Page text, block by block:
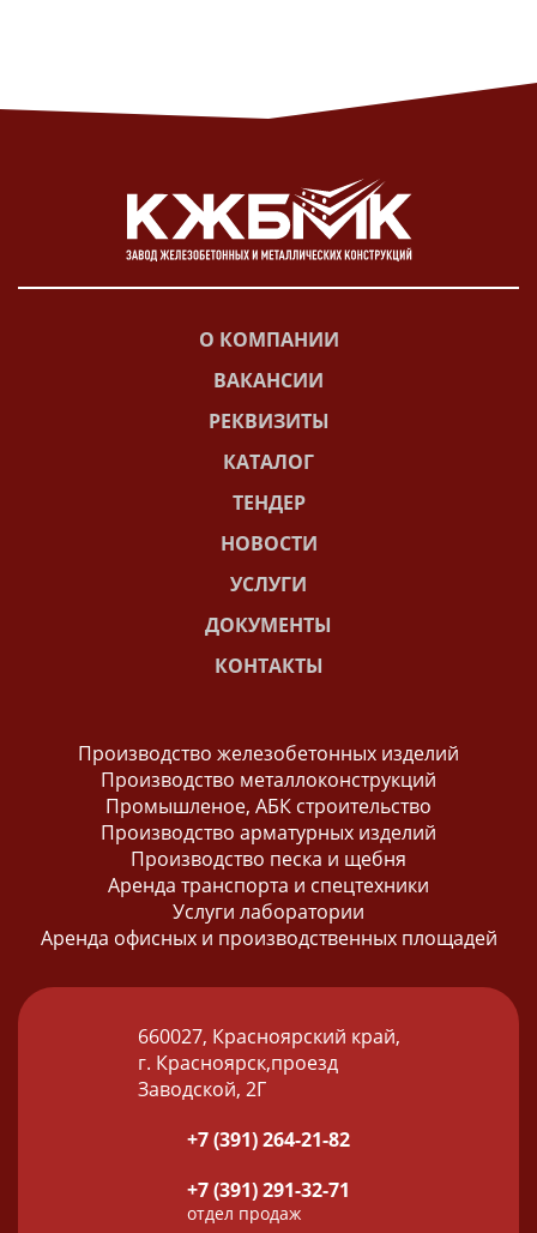
О КОМПАНИИ
ВАКАНСИИ
РЕКВИЗИТЫ
КАТАЛОГ
ТЕНДЕР
НОВОСТИ
УСЛУГИ
ДОКУМЕНТЫ
КОНТАКТЫ
Производство железобетонных изделий
Производство металлоконструкций
Промышленое, АБК строительство
Производство арматурных изделий
Производство песка и щебня
Аренда транспорта и спецтехники
Услуги лаборатории
Аренда офисных и производственных площадей
660027, Красноярский край,
г. Красноярск,проезд
Заводской, 2Г
+7 (391) 264-21-82
+7 (391) 291-32-71
отдел продаж